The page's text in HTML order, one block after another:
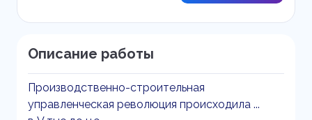
Описание работы
Производственно-строительная
управленческая революция происходила ...